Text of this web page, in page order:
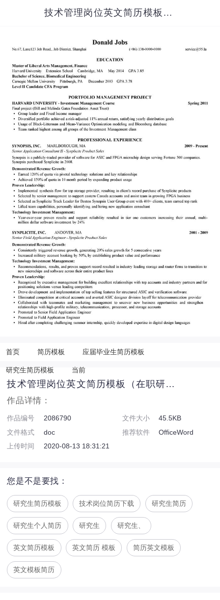
技术管理岗位英文简历模板（在职研究生）
首页 简历模板 应届毕业生简历模板
研究生简历模板 当前
技术管理岗位英文简历模板（在职研究生）
作品详情：
作品编号 2086790 文件大小
45.5KB
文件格式
doc 推荐软件
OfficeWord
上传时间
2020-08-13 18:31:21
您是不是要找：
研究生简历模板 技术岗位简历下载 研究生简历
研究生个人简历 研究生 研究生、
英文简历模板 英文简历 模板 简历英文模板
英文模板简历